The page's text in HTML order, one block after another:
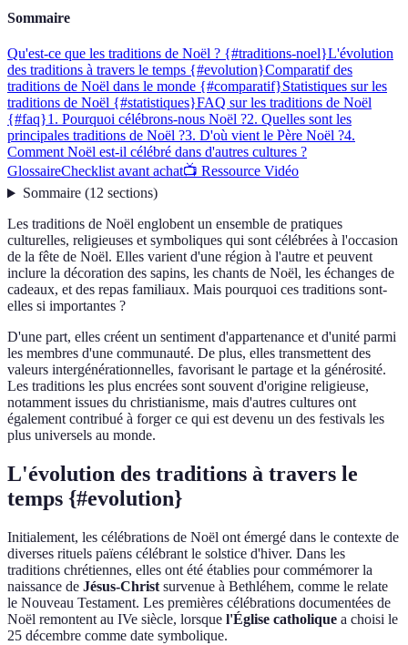
Sommaire
Qu'est-ce que les traditions de Noël ? {#traditions-noel}L'évolution
des traditions à travers le temps {#evolution}Comparatif des
traditions de Noël dans le monde {#comparatif}Statistiques sur les
traditions de Noël {#statistiques}FAQ sur les traditions de Noël
{#faq}1. Pourquoi célébrons-nous Noël ?2. Quelles sont les
principales traditions de Noël ?3. D'où vient le Père Noël ?4.
Comment Noël est-il célébré dans d'autres cultures ?
GlossaireChecklist avant achat📺 Ressource Vidéo
Sommaire(12 sections)
Les traditions de Noël englobent un ensemble de pratiques
culturelles, religieuses et symboliques qui sont célébrées à l'occasion
de la fête de Noël. Elles varient d'une région à l'autre et peuvent
inclure la décoration des sapins, les chants de Noël, les échanges de
cadeaux, et des repas familiaux. Mais pourquoi ces traditions sont-
elles si importantes ?
D'une part, elles créent un sentiment d'appartenance et d'unité parmi
les membres d'une communauté. De plus, elles transmettent des
valeurs intergénérationnelles, favorisant le partage et la générosité.
Les traditions les plus encrées sont souvent d'origine religieuse,
notamment issues du christianisme, mais d'autres cultures ont
également contribué à forger ce qui est devenu un des festivals les
plus universels au monde.
L'évolution des traditions à travers le
temps {#evolution}
Initialement, les célébrations de Noël ont émergé dans le contexte de
diverses rituels païens célébrant le solstice d'hiver. Dans les
traditions chrétiennes, elles ont été établies pour commémorer la
naissance de Jésus-Christ survenue à Bethléhem, comme le relate
le Nouveau Testament. Les premières célébrations documentées de
Noël remontent au IVe siècle, lorsque l'Église catholique a choisi le
25 décembre comme date symbolique.